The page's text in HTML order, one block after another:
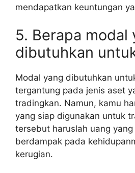
mendapatkan keuntungan
5. Berapa modal
dibutuhkan
Modal yang dibutuhkan
tergantung pada jenis aset
tradingkan. Namun, kamu
yang siap digunakan untuk
tersebut haruslah uang
berdampak pada
kerugian.